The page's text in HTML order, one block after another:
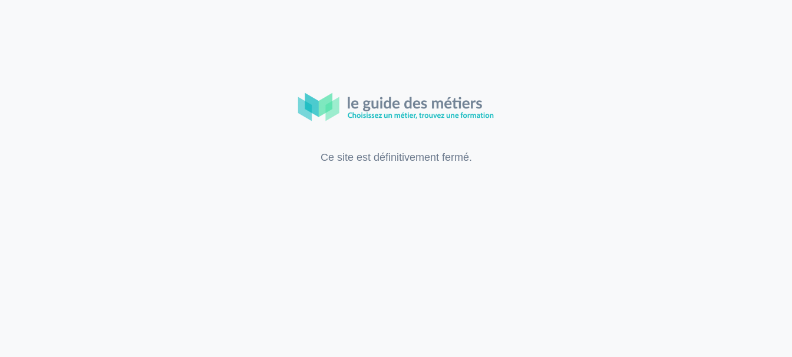
Ce site est définitivement fermé.